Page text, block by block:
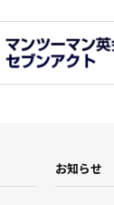
お知らせ